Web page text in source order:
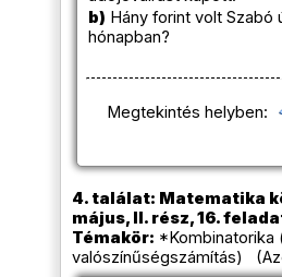
b) Hány forint volt
hónapban?
Megtekintés helyben:
4. találat: Matematika
május, II. rész, 16.
Témakör: *Kombinatorika
valószínűségszámítás)